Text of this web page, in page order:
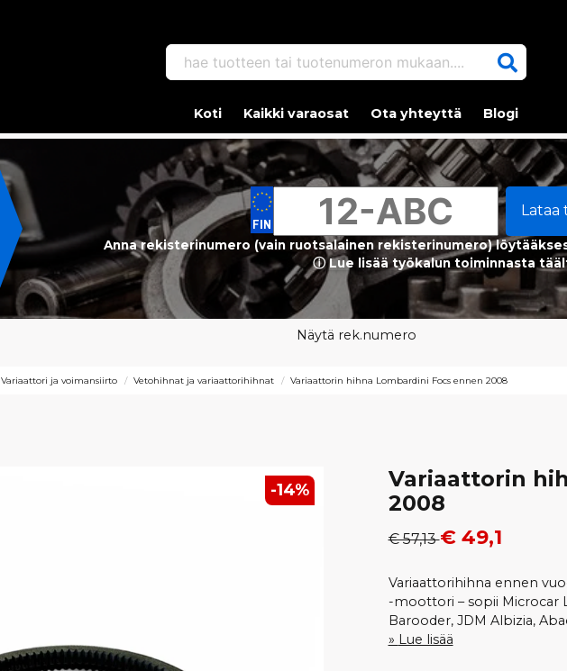
hae tuotteen tai tuotenumeron mukaan....
Koti Kaikki varaosat Ota yhteyttä Blogi
Anna rekisterinumero (vain ruotsalainen rekisterinumero)
ⓘ Lue lisää työkalun toiminnasta
Näytä rek.numero
Variaattori ja voimansiirto Vetohihnat ja variaattorihihnat Variaattorin hihna Lombardini Focs ennen 2008
-14%
Variaattorin
2008
€ 57,13€ 49,1
Variaattorihihna ennen
-moottori – sopii Microcar
Barooder, JDM Albizia,
Lue lisää